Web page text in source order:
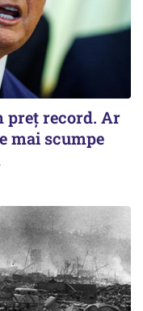
preț record. Ar
mai scumpe